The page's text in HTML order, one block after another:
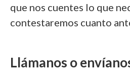
que nos cuentes lo que
contestaremos cuanto
Llámanos o